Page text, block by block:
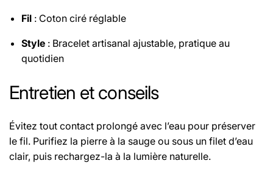
Fil : Coton ciré réglable
Style : Bracelet artisanal ajustable, pratique au
quotidien
Entretien et conseils
Évitez tout contact prolongé avec l’eau pour préserver
le fil. Purifiez la pierre à la sauge ou sous un filet d’eau
clair, puis rechargez-la à la lumière naturelle.